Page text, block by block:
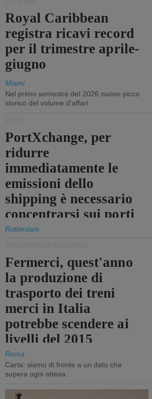
Royal Caribbean
registra ricavi record
per il trimestre aprile-
giugno
Miami
Nel primo semestre del 2026 nuovo picco
storico del volume d'affari
PortXchange, per
ridurre
immediatamente le
emissioni dello
shipping è necessario
concentrarsi sui porti
Rotterdam
Fermerci, quest'anno
la produzione di
trasporto dei treni
merci in Italia
potrebbe scendere ai
livelli del 2015
Roma
Carta: siamo di fronte a un dato che
supera ogni attesa